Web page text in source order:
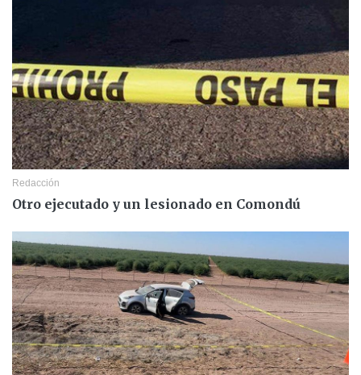
Redacción
Otro ejecutado y un lesionado en Comondú